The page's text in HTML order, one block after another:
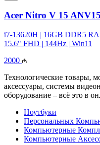
Acer Nitro V 15
i7-13620H | 16GB DDR5
15.6" FHD | 144Hz | Win11
2000
Технологические товары,
аксессуары, системы
оборудование – всё это в
Ноутбуки
Персональных
Компьютерные
Компьютерные